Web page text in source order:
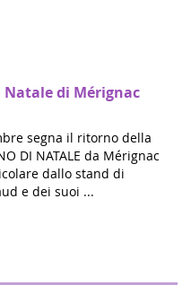
organisait avec
la vie le colloque "Dons
maladies graves et
di Mérignac
segna il ritorno della
DI NATALE da Mérignac
dallo stand di
e dei suoi ...